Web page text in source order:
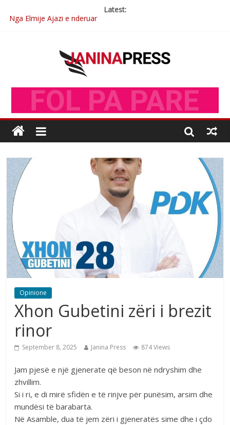
Latest:
Nga Elmije Ajazi e nderuar
Brahim Çekaj njē veprimtar i respektuar i çeshtjës kombëtare
Çlirimtari Agron Gërvalla me takime pune në atdhe të shoqerisë
Opinione
Xhon Gubetini zëri i brezit
rinor
September 8, 2025 Janina Press 874 Views
Jam pjesë e një gjenerate që beson në ndryshim dhe
zhvillim.
Si i ri, e di mirë sfidën e të rinjve për punësim, arsim dhe
mundësi të barabarta.
Në Asamble, dua të jem zëri i gjeneratës sime dhe i çdo